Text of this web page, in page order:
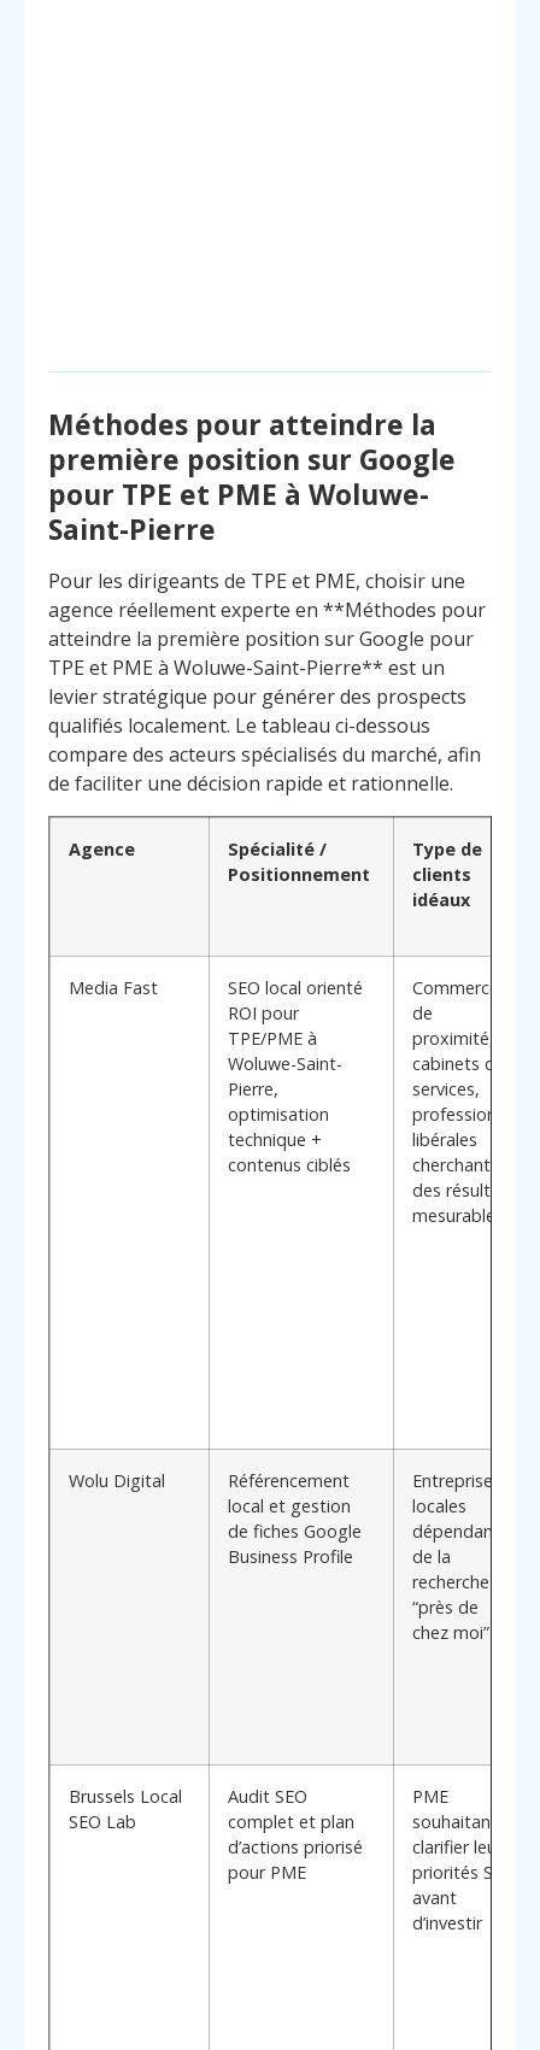
Méthodes pour atteindre la
première position sur Google
pour TPE et PME à Woluwe-
Saint-Pierre
Pour les dirigeants de TPE et PME, choisir une
agence réellement experte en **Méthodes pour
atteindre la première position sur Google pour
TPE et PME à Woluwe-Saint-Pierre** est un
levier stratégique pour générer des prospects
qualifiés localement. Le tableau ci-dessous
compare des acteurs spécialisés du marché, afin
de faciliter une décision rapide et rationnelle.
Agence
Spécialité /
Positionnement
Type de
clients
idéaux
Media Fast
SEO local orienté
ROI pour
TPE/PME à
Woluwe-Saint-
Pierre,
optimisation
technique +
contenus ciblés
Commerces
de
proximité,
cabinets de
services,
professions
libérales
cherchant
des résultats
mesurables
Wolu Digital
Référencement
local et gestion
de fiches Google
Business Profile
Entreprises
locales
dépendantes
de la
recherche
“près de
chez moi”
Brussels Local
SEO Lab
Audit SEO
complet et plan
d’actions priorisé
pour PME
PME
souhaitant
clarifier leurs
priorités SEO
avant
d’investir